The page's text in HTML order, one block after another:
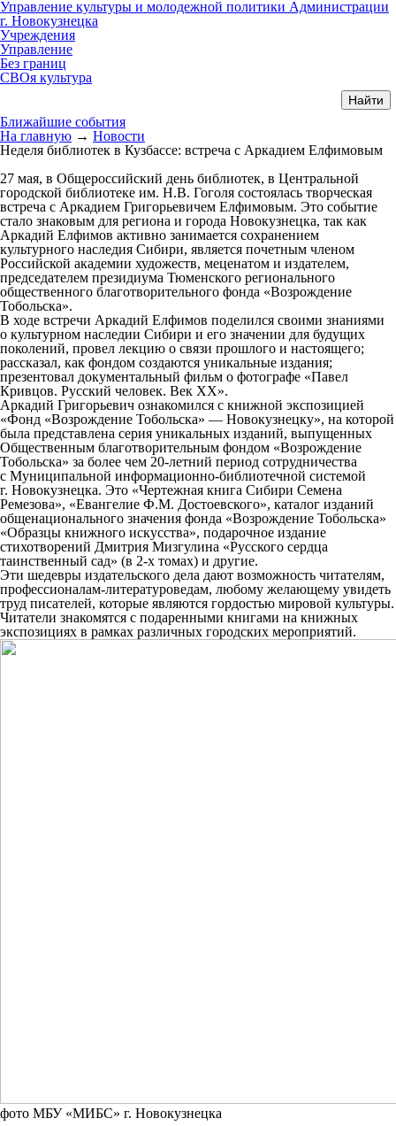
Управление культуры и молодежной политики Администрации
г. Новокузнецка
Учреждения
Управление
Без границ
СВОя культура
Ближайшие события
На главную → Новости
Неделя библиотек в Кузбассе: встреча с Аркадием Елфимовым
27 мая, в Общероссийский день библиотек, в Центральной
городской библиотеке им. Н.В. Гоголя состоялась творческая
встреча с Аркадием Григорьевичем Елфимовым. Это событие
стало знаковым для региона и города Новокузнецка, так как
Аркадий Елфимов активно занимается сохранением
культурного наследия Сибири, является почетным членом
Российской академии художеств, меценатом и издателем,
председателем президиума Тюменского регионального
общественного благотворительного фонда «Возрождение
Тобольска».
В ходе встречи Аркадий Елфимов поделился своими знаниями
о культурном наследии Сибири и его значении для будущих
поколений, провел лекцию о связи прошлого и настоящего;
рассказал, как фондом создаются уникальные издания;
презентовал документальный фильм о фотографе «Павел
Кривцов. Русский человек. Век ХХ».
Аркадий Григорьевич ознакомился с книжной экспозицией
«Фонд «Возрождение Тобольска» — Новокузнецку», на которой
была представлена серия уникальных изданий, выпущенных
Общественным благотворительным фондом «Возрождение
Тобольска» за более чем 20-летний период сотрудничества
с Муниципальной информационно-библиотечной системой
г. Новокузнецка. Это «Чертежная книга Сибири Семена
Ремезова», «Евангелие Ф.М. Достоевского», каталог изданий
общенационального значения фонда «Возрождение Тобольска»
«Образцы книжного искусства», подарочное издание
стихотворений Дмитрия Мизгулина «Русского сердца
таинственный сад» (в 2-х томах) и другие.
Эти шедевры издательского дела дают возможность читателям,
профессионалам-литературоведам, любому желающему увидеть
труд писателей, которые являются гордостью мировой культуры.
Читатели знакомятся с подаренными книгами на книжных
экспозициях в рамках различных городских мероприятий.
фото МБУ «МИБС» г. Новокузнецка